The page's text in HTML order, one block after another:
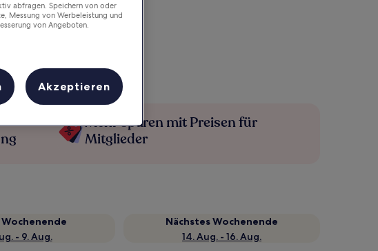
Mehr sparen mit Preisen für
Mitglieder
Wochenende
- 9. Aug.
Nächstes Wochenende
14. Aug. - 16. Aug.
abfragen. Speichern von oder
Messung von Werbeleistung und
von Angeboten.
Akzeptieren